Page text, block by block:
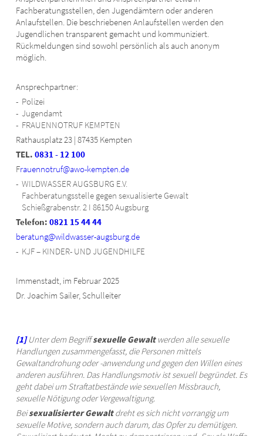
Fachberatungsstellen, den Jugendämtern oder anderen
Anlaufstellen. Die beschriebenen Anlaufstellen werden den
Jugendlichen transparent gemacht und kommuniziert.
Rückmeldungen sind sowohl persönlich als auch anonym
möglich.
Ansprechpartner:
Polizei
Jugendamt
FRAUENNOTRUF KEMPTEN
Rathausplatz 23 | 87435 Kempten
TEL. 0831 - 12 100
Frauennotruf@awo-kempten.de
WILDWASSER AUGSBURG E.V.
Fachberatungsstelle gegen sexualisierte Gewalt
Schießgrabenstr. 2 I 86150 Augsburg
Telefon: 0821 15 44 44
beratung@wildwasser-augsburg.de
KJF – KINDER- UND JUGENDHILFE
Immenstadt, im Februar 2025
Dr. Joachim Sailer, Schulleiter
[1] Unter dem Begriffsexuelle Gewaltwerden alle sexuelle
Handlungen zusammengefasst, die Personen mittels
Gewaltandrohung oder -anwendung und gegen den Willen eines
anderen ausführen. Das Handlungsmotiv ist sexuell begründet. Es
geht dabei um Straftatbestände wie sexuellen Missbrauch,
sexuelle Nötigung oder Vergewaltigung.
Beisexualisierter Gewaltdreht es sich nicht vorrangig um
sexuelle Motive, sondern auch darum, das Opfer zu demütigen.